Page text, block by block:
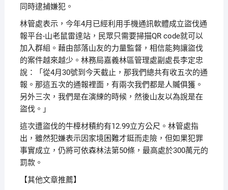
同時逮捕嫌犯。
林管處表示，今年4月已經利用手機通訊軟體成立盜伐通
報平台-山老鼠雷達站，民眾只需要掃描QR code就可以
加入群組。藉由部落山友的力量監督，相信能夠讓盜伐
的案件越來越少。林務局嘉義林區管理處副處長李定忠
說：「從4月30號到今天截止，那我們總共有收五次的通
報。那這五次的通報裡面，有兩次我們都是人贓俱獲。
另外三次，我們是在演練的時候，然後山友以為說是在
盜伐。」
這次遭盜伐的牛樟材積約有12.99立方公尺。林管處指
出，雖然犯嫌表示因家境困難才鋌而走險，但如果犯罪
事實成立，仍將可依森林法第50條，最高處於300萬元的
罰款。
【其他文章推薦】